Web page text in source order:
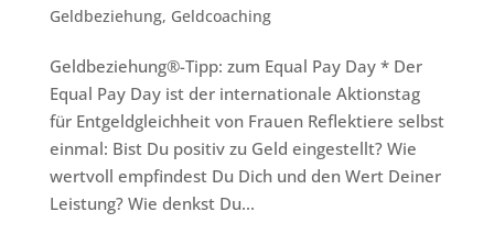
Geldbeziehung, Geldcoaching
Geldbeziehung®-Tipp: zum Equal Pay Day * Der
Equal Pay Day ist der internationale Aktionstag
für Entgeldgleichheit von Frauen Reflektiere selbst
einmal: Bist Du positiv zu Geld eingestellt? Wie
wertvoll empfindest Du Dich und den Wert Deiner
Leistung? Wie denkst Du...